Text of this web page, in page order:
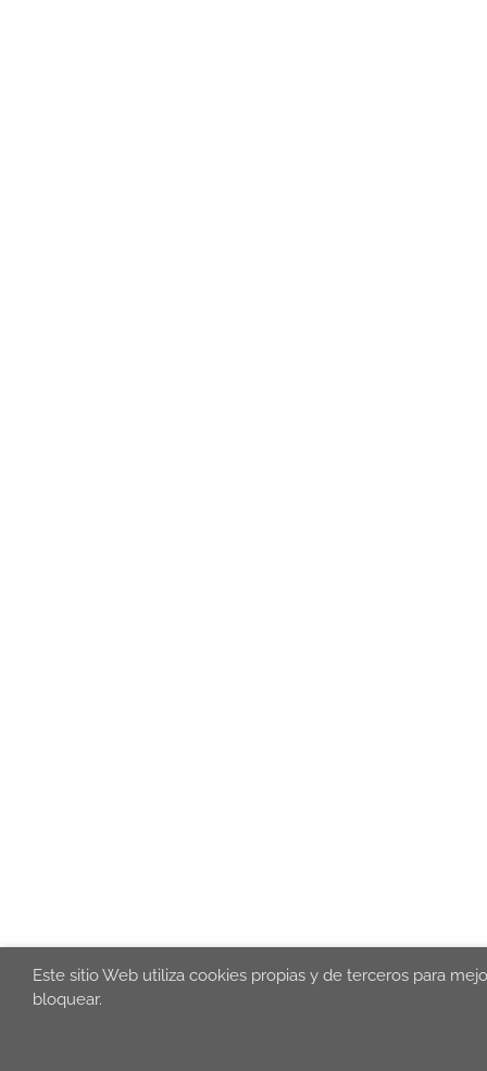
Este sitio Web utiliza cookies propias y de terceros para
bloquear.